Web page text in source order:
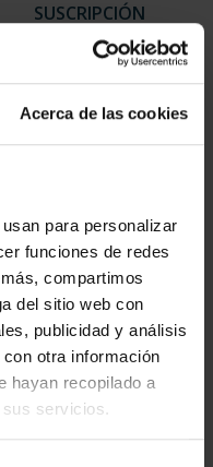
Acerca de las cookies
para personalizar
funciones de redes
compartimos
del sitio web con
publicidad y análisis
otra información
hayan recopilado a
servicios.
SUSCRIPCIÓN
CAPITALES DE
PROVINCIA 2
949,00 €
Sólo para usuarios
registrados
SUSCRIPCIÓN
CAPITALES DE